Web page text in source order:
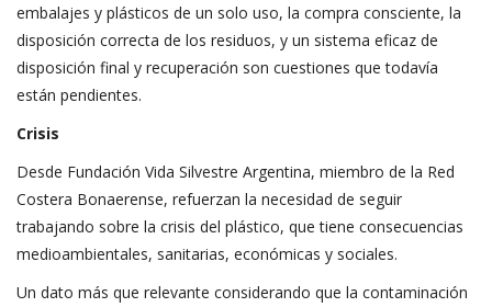
embalajes y plásticos de un solo uso, la compra consciente, la
disposición correcta de los residuos, y un sistema eficaz de
disposición final y recuperación son cuestiones que todavía
están pendientes.
Crisis
Desde Fundación Vida Silvestre Argentina, miembro de la Red
Costera Bonaerense, refuerzan la necesidad de seguir
trabajando sobre la crisis del plástico, que tiene consecuencias
medioambientales, sanitarias, económicas y sociales.
Un dato más que relevante considerando que la contaminación